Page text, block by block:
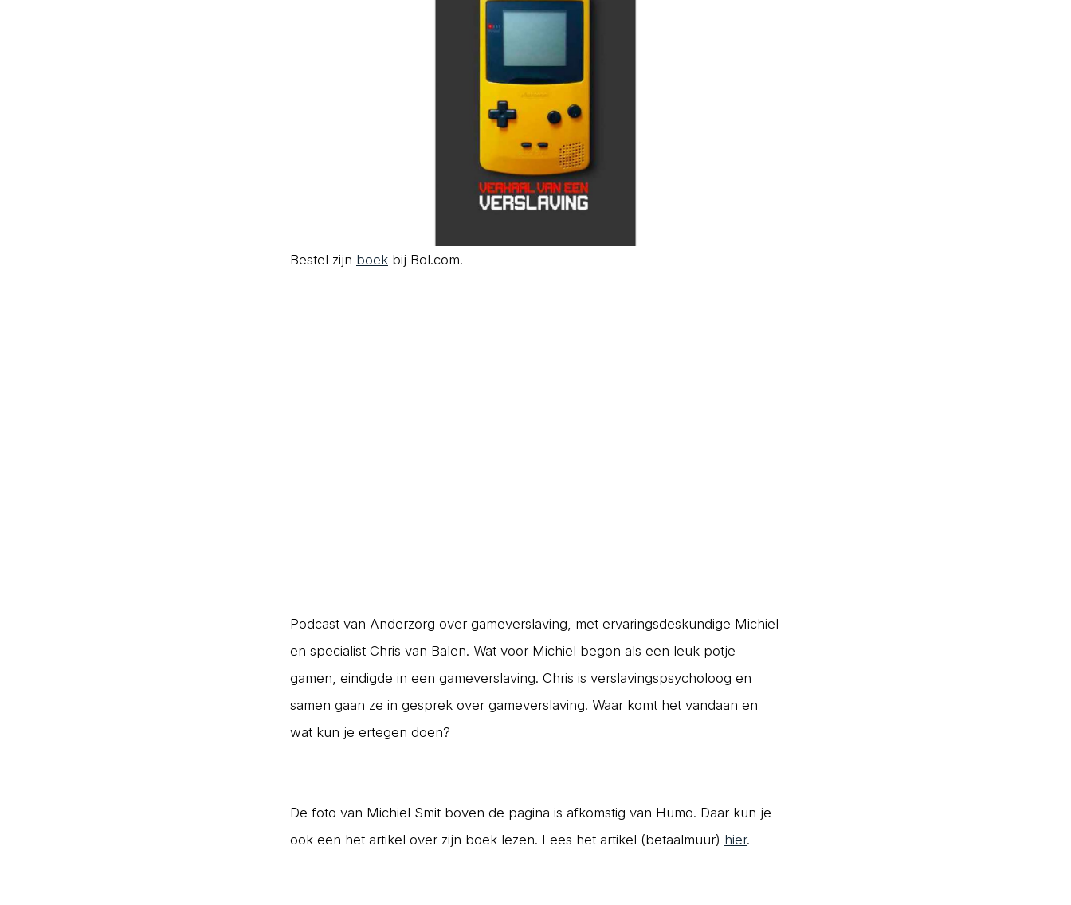
Bestel zijn boek bij Bol.com.
Podcast van Anderzorg over gameverslaving, met ervaringsdeskundige Michiel
en specialist Chris van Balen. Wat voor Michiel begon als een leuk potje
gamen, eindigde in een gameverslaving. Chris is verslavingspsycholoog en
samen gaan ze in gesprek over gameverslaving. Waar komt het vandaan en
wat kun je ertegen doen?
De foto van Michiel Smit boven de pagina is afkomstig van Humo. Daar kun je
ook een het artikel over zijn boek lezen. Lees het artikel (betaalmuur) hier.